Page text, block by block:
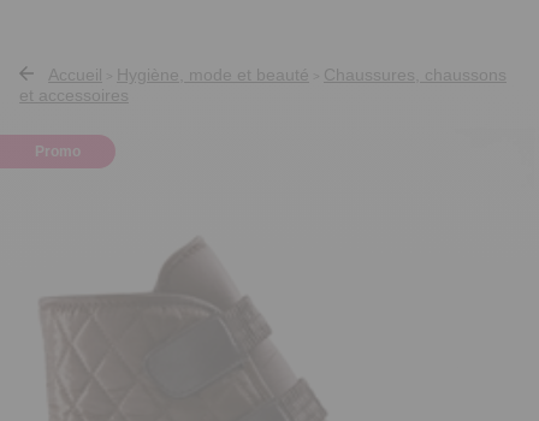
Accueil Hygiène, mode et beauté
Chaussures, chaussons
et accessoires
Promo